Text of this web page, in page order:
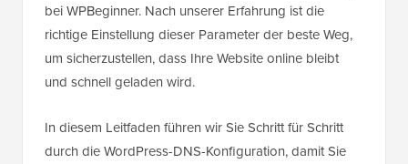
bei WPBeginner. Nach unserer Erfahrung ist die
richtige Einstellung dieser Parameter der beste Weg,
um sicherzustellen, dass Ihre Website online bleibt
und schnell geladen wird.
In diesem Leitfaden führen wir Sie Schritt für Schritt
durch die WordPress-DNS-Konfiguration, damit Sie